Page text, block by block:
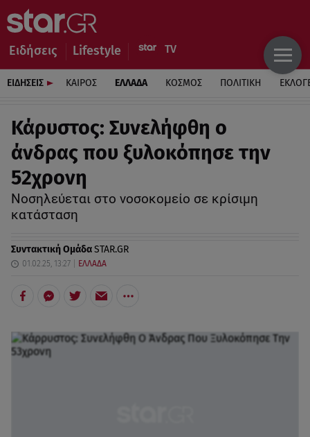
Ειδήσεις Lifestyle
ΕΙΔΗΣΕΙΣ ΚΑΙΡΟΣ ΕΛΛΑΔΑ ΚΟΣΜΟΣ ΠΟΛΙΤΙΚΗ
Κάρυστος: Συνελήφθη ο
άνδρας που ξυλοκόπησε την
52χρονη
Νοσηλεύεται στο νοσοκομείο σε κρίσιμη
κατάσταση
Συντακτική ΟμάδαSTAR.GR
01.02.25, 13:27 ΕΛΛΑΔΑ